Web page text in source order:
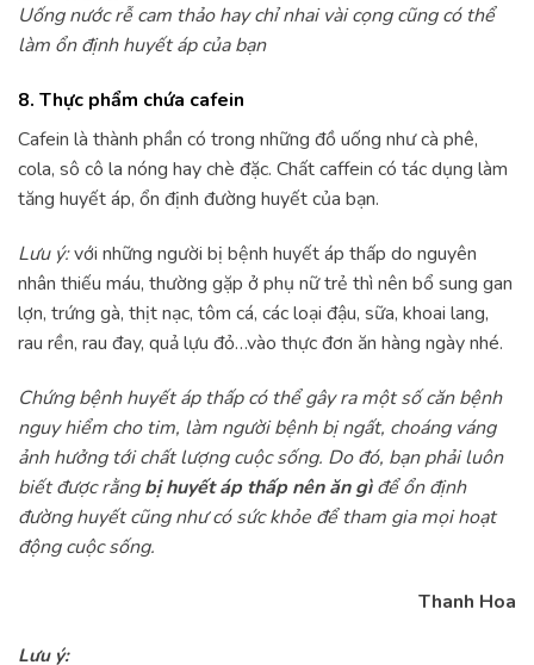
Uống nước rễ cam thảo hay chỉ nhai vài cọng cũng có thể
làm ổn định huyết áp của bạn
8. Thực phẩm chứa cafein
Cafein là thành phần có trong những đồ uống như cà phê,
cola, sô cô la nóng hay chè đặc. Chất caffein có tác dụng làm
tăng huyết áp, ổn định đường huyết của bạn.
Lưu ý:với những người bị bệnh huyết áp thấp do nguyên
nhân thiếu máu, thường gặp ở phụ nữ trẻ thì nên bổ sung gan
lợn, trứng gà, thịt nạc, tôm cá, các loại đậu, sữa, khoai lang,
rau rền, rau đay, quả lựu đỏ…vào thực đơn ăn hàng ngày nhé.
Chứng bệnh huyết áp thấp có thể gây ra một số căn bệnh
nguy hiểm cho tim, làm người bệnh bị ngất, choáng váng
ảnh hưởng tới chất lượng cuộc sống. Do đó, bạn phải luôn
biết được rằngbị huyết áp thấp nên ăn gìđể ổn định
đường huyết cũng như có sức khỏe để tham gia mọi hoạt
động cuộc sống.
Thanh Hoa
Lưu ý: